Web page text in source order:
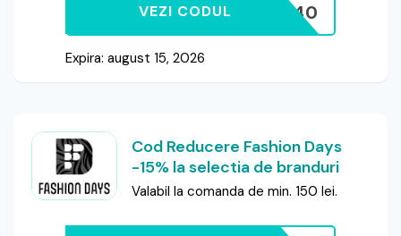
GET40
VEZI CODUL
Expira: august 15, 2026
Cod Reducere Fashion Days
-15% la selectia de branduri
Valabil la comanda de min. 150 lei.